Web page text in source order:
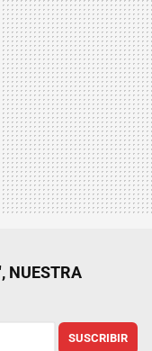
NUESTRA
SUSCRIBIR